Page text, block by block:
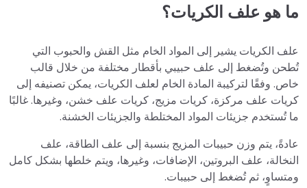
ما هو علف الكريات؟
علف الكريات يشير إلى المواد الخام مثل القش والحبوب التي
تُطحن وتُضغط إلى علف حبيبي بأقطار مختلفة من خلال قالب
خاص. وفقًا لتركيبة المادة الخام لعلف الكريات، يمكن تصنيفه إلى
كريات علف مركزة، كريات مزيج، كريات علف خشن، وغيرها. غالبًا
ما تُستخدم جزيئات المواد المختلطة والجزيئات الخشنة.
عادةً، يتم وزن حبيبات المزيج بنسبة إلى علف الطاقة، علف
النخالة، علف البروتين، الإضافات، وغيرها، ويتم خلطها بشكل كامل
ومتساوٍ، ثم تُضغط إلى حبيبات.